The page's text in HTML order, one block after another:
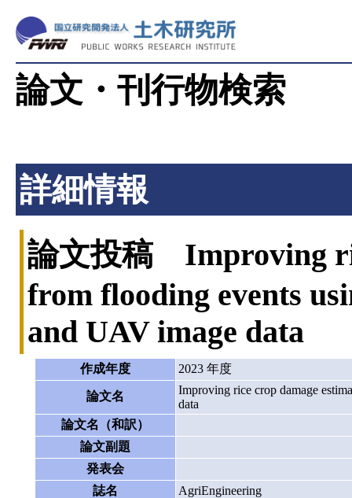
論文・刊行物検索
詳細情報
論文投稿 Improving
from flooding events
and UAV image data
作成年度 2023 年度
論文名
Improving rice crop damage
data
論文名（和訳）
論文副題
発表会
誌名
AgriEngineering